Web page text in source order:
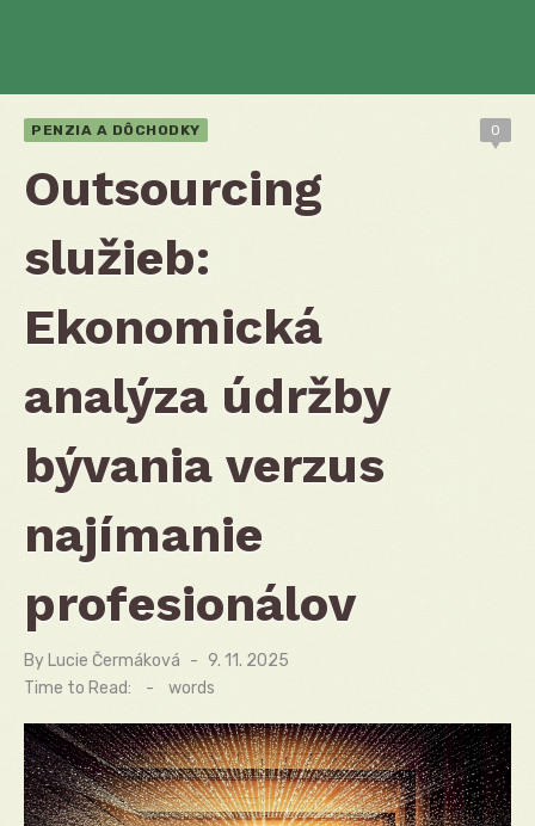
PENZIA A DÔCHODKY 0
Outsourcing
služieb:
Ekonomická
analýza údržby
bývania verzus
najímanie
profesionálov
By Lucie Čermáková
Posted
on
9. 11. 2025
Time to Read:
- words